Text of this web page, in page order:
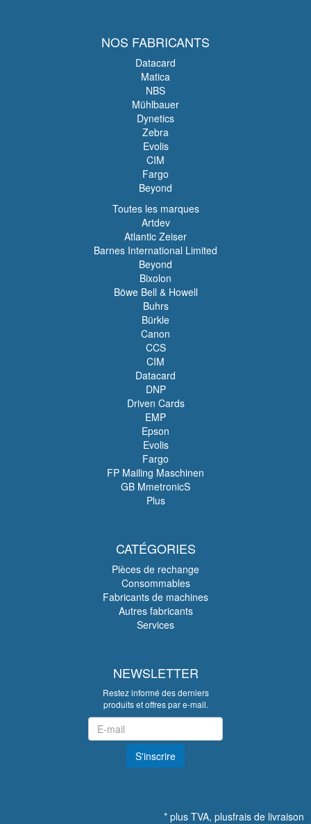
NOS FABRICANTS
Datacard
Matica
NBS
Mühlbauer
Dynetics
Zebra
Evolis
CIM
Fargo
Beyond
Toutes les marques
Artdev
Atlantic Zeiser
Barnes International Limited
Beyond
Bixolon
Böwe Bell & Howell
Buhrs
Bürkle
Canon
CCS
CIM
Datacard
DNP
Driven Cards
EMP
Epson
Evolis
Fargo
FP Mailing Maschinen
GB MmetronicS
Plus
CATÉGORIES
Pièces de rechange
Consommables
Fabricants de machines
Autres fabricants
Services
NEWSLETTER
Restez informé des derniers
produits et offres par e-mail.
S'inscrire
* plus TVA, plusfrais de livraison